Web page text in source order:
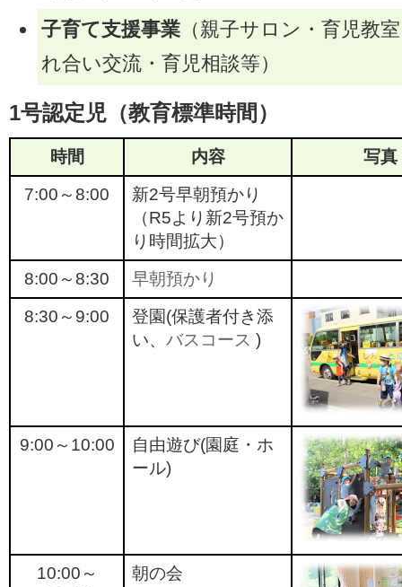
子育て支援事業 （親子サロン・育児教
れ合い交流・育児相談等）
1号認定児 （教育標準時間）
時間 内容
写真
7:00～8:00
新2号早朝預かり
（R5より新2号預か
り時間拡大）
8:00～8:30
早朝預かり
8:30～9:00
登園(保護者付き添
い、 バスコース )
9:00～10:00
自由遊び(園庭・ホ
ール)
10:00～
朝の会